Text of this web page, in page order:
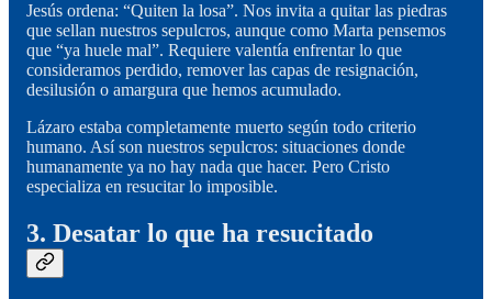
Jesús ordena: “Quiten la losa”. Nos invita a quitar las piedras
que sellan nuestros sepulcros, aunque como Marta pensemos
que “ya huele mal”. Requiere valentía enfrentar lo que
consideramos perdido, remover las capas de resignación,
desilusión o amargura que hemos acumulado.
Lázaro estaba completamente muerto según todo criterio
humano. Así son nuestros sepulcros: situaciones donde
humanamente ya no hay nada que hacer. Pero Cristo
especializa en resucitar lo imposible.
3. Desatar lo que ha resucitado